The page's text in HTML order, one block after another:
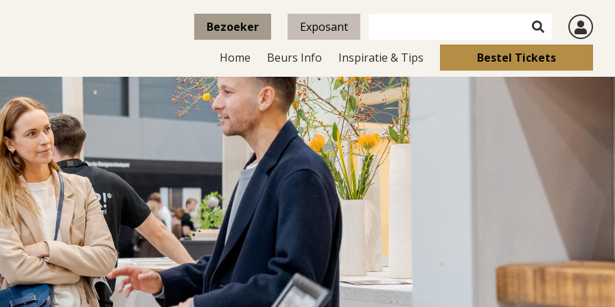
Bezoeker Exposant
Home Beurs Info Inspiratie & Tips Bestel Tickets